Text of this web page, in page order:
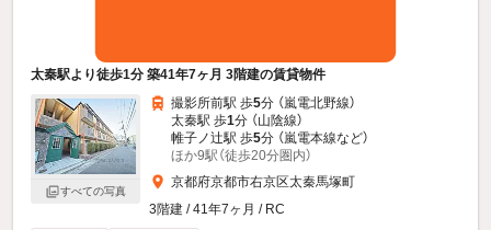
太秦駅より徒歩1分 築41年7ヶ月 3階建の賃貸物件
すべての写真
撮影所前駅 歩5分 （嵐電北野線）
太秦駅 歩1分 （山陰線）
帷子ノ辻駅 歩5分 （嵐電本線など）
ほか9駅（徒歩20分圏内）
京都府京都市右京区太秦馬塚町
3階建 / 41年7ヶ月 / RC